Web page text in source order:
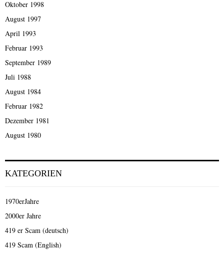
Oktober 1998
August 1997
April 1993
Februar 1993
September 1989
Juli 1988
August 1984
Februar 1982
Dezember 1981
August 1980
KATEGORIEN
1970erJahre
2000er Jahre
419 er Scam (deutsch)
419 Scam (English)